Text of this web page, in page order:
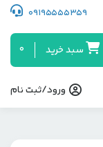
09195555359
سبد خرید 0
ورود/ثبت نام